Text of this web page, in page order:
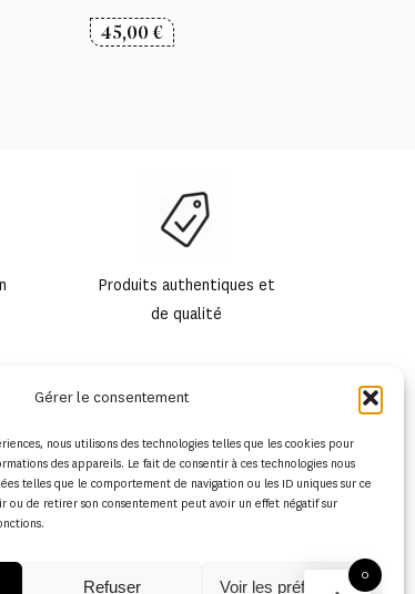
Gérer le consentement
nous utilisons des technologies telles que les cookies pour
des appareils. Le fait de consentir à ces technologies nous
telles que le comportement de navigation ou les ID uniques sur ce
ou de retirer son consentement peut avoir un effet négatif sur
Refuser Voir les préférences
45,00€
Produits authentiques et
de qualité
0